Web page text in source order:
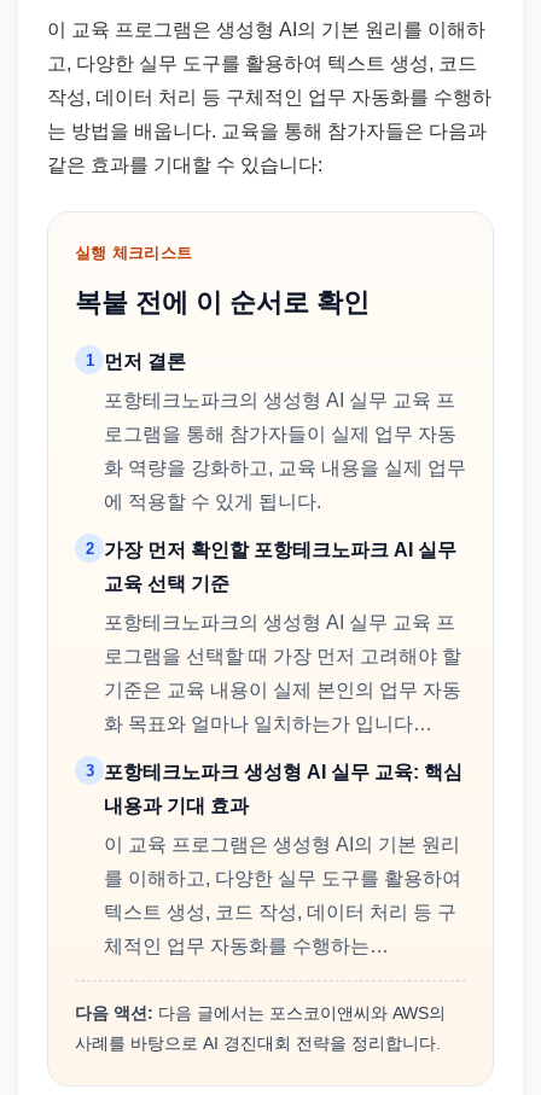
이 교육 프로그램은 생성형 AI의 기본 원리를 이해하
고, 다양한 실무 도구를 활용하여 텍스트 생성, 코드
작성, 데이터 처리 등 구체적인 업무 자동화를 수행하
는 방법을 배웁니다. 교육을 통해 참가자들은 다음과
같은 효과를 기대할 수 있습니다:
실행 체크리스트
복붙 전에 이 순서로 확인
1
먼저 결론
포항테크노파크의 생성형 AI 실무 교육 프
로그램을 통해 참가자들이 실제 업무 자동
화 역량을 강화하고, 교육 내용을 실제 업무
에 적용할 수 있게 됩니다.
2
가장 먼저 확인할 포항테크노파크 AI 실무
교육 선택 기준
포항테크노파크의 생성형 AI 실무 교육 프
로그램을 선택할 때 가장 먼저 고려해야 할
기준은 교육 내용이 실제 본인의 업무 자동
화 목표와 얼마나 일치하는가 입니다…
3
포항테크노파크 생성형 AI 실무 교육: 핵심
내용과 기대 효과
이 교육 프로그램은 생성형 AI의 기본 원리
를 이해하고, 다양한 실무 도구를 활용하여
텍스트 생성, 코드 작성, 데이터 처리 등 구
체적인 업무 자동화를 수행하는…
다음 액션: 다음 글에서는 포스코이앤씨와 AWS의
사례를 바탕으로 AI 경진대회 전략을 정리합니다.